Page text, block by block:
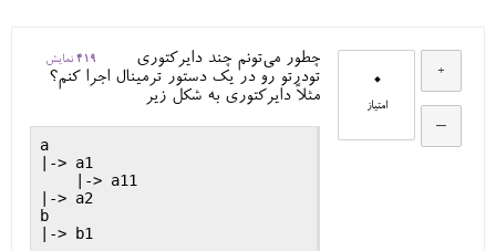
0
امتیاز
419 نمایش
چطور می‌تونم چند دایرکتوری
تودرتو رو در یک دستور ترمینال اجرا کنم؟
مثلاً دایرکتوری به شکل زیر
a
|-> a1
    |-> a11
|-> a2
b